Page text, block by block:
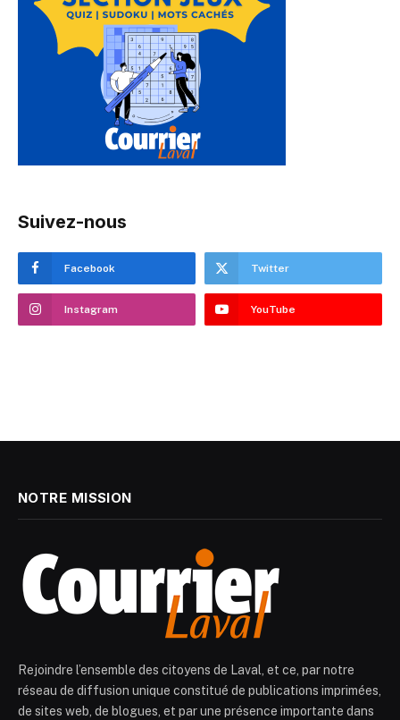
Suivez-nous
Facebook Twitter
Instagram YouTube
NOTRE MISSION
Rejoindre l’ensemble des citoyens de Laval, et ce, par notre
réseau de diffusion unique constitué de publications imprimées,
de sites web, de blogues, et par une présence importante dans